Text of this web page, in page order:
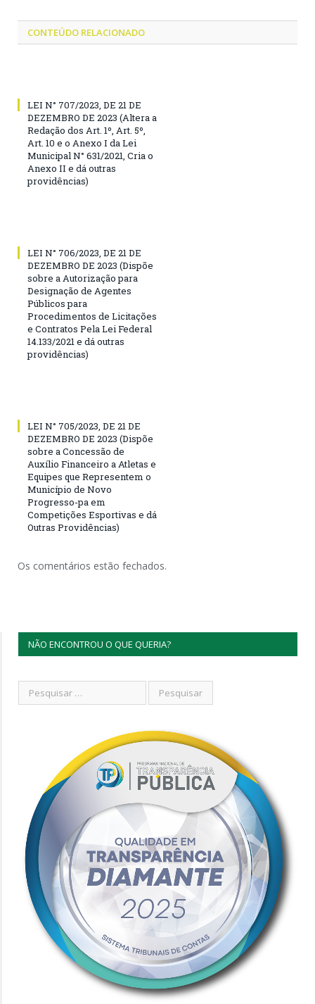
CONTEÚDO RELACIONADO
LEI N° 707/2023, DE 21 DE
DEZEMBRO DE 2023 (Altera a
Redação dos Art. 1º, Art. 5º,
Art. 10 e o Anexo I da Lei
Municipal N° 631/2021, Cria o
Anexo II e dá outras
providências)
LEI N° 706/2023, DE 21 DE
DEZEMBRO DE 2023 (Dispõe
sobre a Autorização para
Designação de Agentes
Públicos para
Procedimentos de Licitações
e Contratos Pela Lei Federal
14.133/2021 e dá outras
providências)
LEI N° 705/2023, DE 21 DE
DEZEMBRO DE 2023 (Dispõe
sobre a Concessão de
Auxílio Financeiro a Atletas e
Equipes que Representem o
Município de Novo
Progresso-pa em
Competições Esportivas e dá
Outras Providências)
Os comentários estão fechados.
NÃO ENCONTROU O QUE QUERIA?